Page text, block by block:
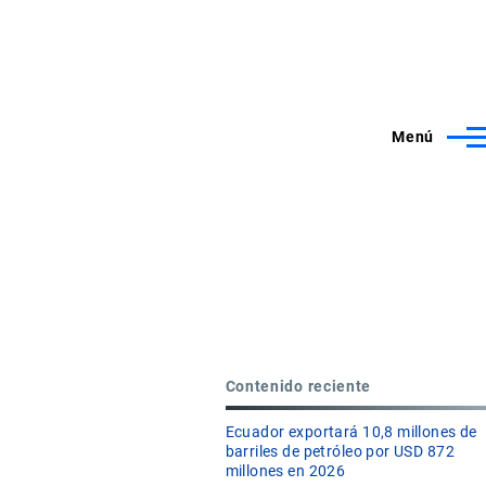
Menú
Contenido reciente
Ecuador exportará 10,8 millones de
barriles de petróleo por USD 872
millones en 2026